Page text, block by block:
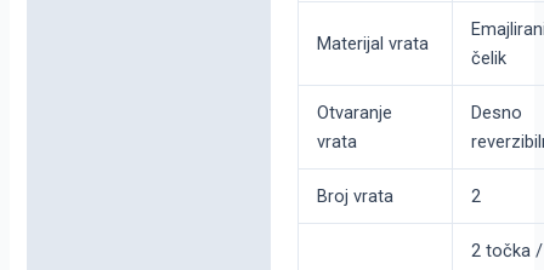
Materijal vrata
čelik
Otvaranje
vrata
Desno
Broj vrata 2
2 točka